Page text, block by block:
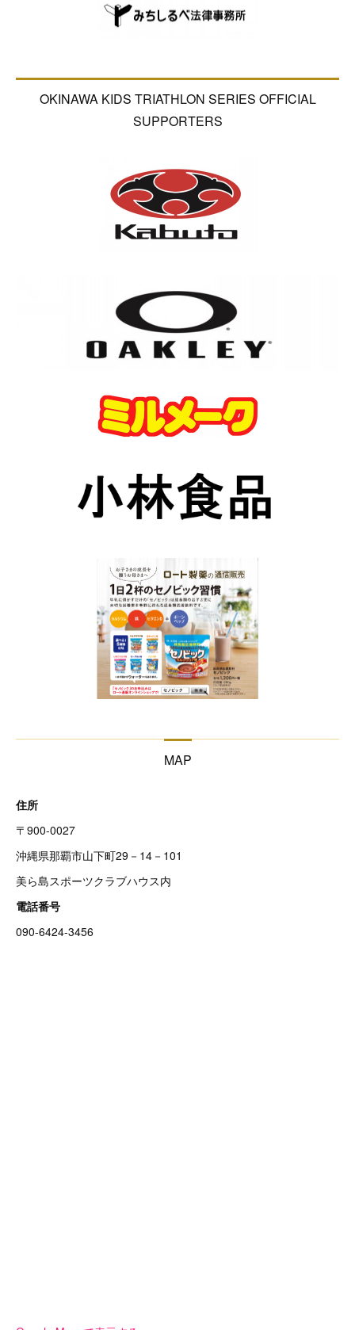
OKINAWA KIDS TRIATHLON SERIES OFFICIAL
SUPPORTERS
MAP
住所
〒900-0027
沖縄県那覇市山下町29－14－101
美ら島スポーツクラブハウス内
電話番号
090-6424-3456